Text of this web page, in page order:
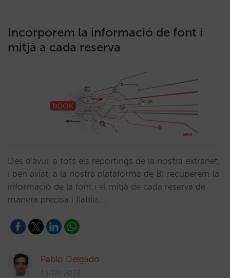
Incorporem la informació de font i
mitjà a cada reserva
Des d'avui, a tots els reportings de la nostra extranet,
i ben aviat, a la nostra plataforma de BI recuperem la
informació de la font i el mitjà de cada reserva de
manera precisa i fiable.…
Pablo Delgado
13/09/2022